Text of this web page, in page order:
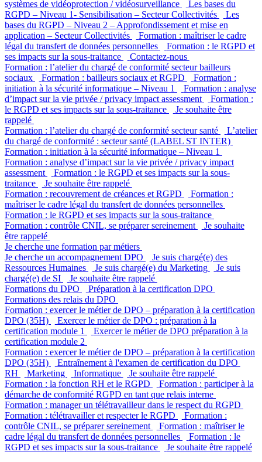
systèmes de vidéoprotection / vidéosurveillance
Les bases du
RGPD – Niveau 1- Sensibilisation – Secteur Collectivités
Les
bases du RGPD – Niveau 2 – Approfondissement et mise en
application – Secteur Collectivités
Formation : maîtriser le cadre
légal du transfert de données personnelles
Formation : le RGPD et
ses impacts sur la sous-traitance
Contactez-nous
Formation : l’atelier du chargé de conformité secteur bailleurs
sociaux
Formation : bailleurs sociaux et RGPD
Formation :
initiation à la sécurité informatique – Niveau 1
Formation : analyse
d’impact sur la vie privée / privacy impact assessment
Formation :
le RGPD et ses impacts sur la sous-traitance
Je souhaite être
rappelé
Formation : l’atelier du chargé de conformité secteur santé
L’atelier
du chargé de conformité : secteur santé (LABEL ST INTER)
Formation : initiation à la sécurité informatique – Niveau 1
Formation : analyse d’impact sur la vie privée / privacy impact
assessment
Formation : le RGPD et ses impacts sur la sous-
traitance
Je souhaite être rappelé
Formation : recouvrement de créances et RGPD
Formation :
maîtriser le cadre légal du transfert de données personnelles
Formation : le RGPD et ses impacts sur la sous-traitance
Formation : contrôle CNIL, se préparer sereinement
Je souhaite
être rappelé
Je cherche une formation par métiers
Je cherche un accompagnement DPO
Je suis chargé(e) des
Ressources Humaines
Je suis chargé(e) du Marketing
Je suis
chargé(e) de SI
Je souhaite être rappelé
Formations du DPO
Préparation à la certification DPO
Formations des relais du DPO
Formation : exercer le métier de DPO – préparation à la certification
DPO (35H)
Exercer le métier de DPO : préparation à la
certification module 1
Exercer le métier de DPO préparation à la
certification module 2
Formation : exercer le métier de DPO – préparation à la certification
DPO (35H)
Entraînement à l'examen de certification du DPO
RH
Marketing Informatique
Je souhaite être rappelé
Formation : la fonction RH et le RGPD
Formation : participer à la
démarche de conformité RGPD en tant que relais interne
Formation : manager un télétravailleur dans le respect du RGPD
Formation : télétravailler et respecter le RGPD
Formation :
contrôle CNIL, se préparer sereinement
Formation : maîtriser le
cadre légal du transfert de données personnelles
Formation : le
RGPD et ses impacts sur la sous-traitance
Je souhaite être rappelé